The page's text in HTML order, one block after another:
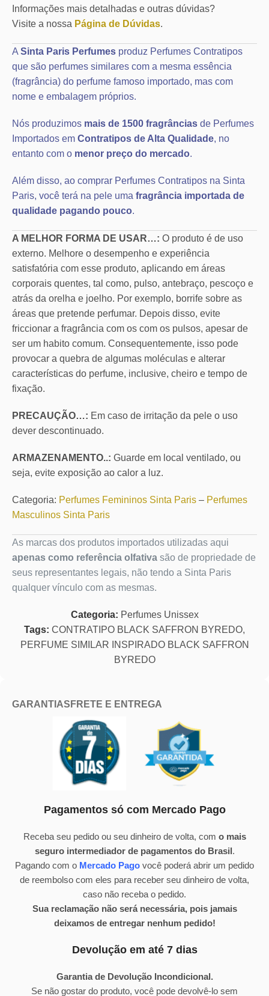
Informações mais detalhadas e outras dúvidas?
Visite a nossa Página de Dúvidas.
A Sinta Paris Perfumes produz Perfumes Contratipos
que são perfumes similares com a mesma essência
(fragrância) do perfume famoso importado, mas com
nome e embalagem próprios.
Nós produzimos mais de 1500 fragrâncias de Perfumes
Importados em Contratipos de Alta Qualidade, no
entanto com o menor preço do mercado.
Além disso, ao comprar Perfumes Contratipos na Sinta
Paris, você terá na pele uma fragrância importada de
qualidade pagando pouco.
A MELHOR FORMA DE USAR…: O produto é de uso
externo. Melhore o desempenho e experiência
satisfatória com esse produto, aplicando em áreas
corporais quentes, tal como, pulso, antebraço, pescoço e
atrás da orelha e joelho. Por exemplo, borrife sobre as
áreas que pretende perfumar. Depois disso, evite
friccionar a fragrância com os com os pulsos, apesar de
ser um habito comum. Consequentemente, isso pode
provocar a quebra de algumas moléculas e alterar
características do perfume, inclusive, cheiro e tempo de
fixação.
PRECAUÇÃO…: Em caso de irritação da pele o uso
dever descontinuado.
ARMAZENAMENTO..: Guarde em local ventilado, ou
seja, evite exposição ao calor a luz.
Categoria: Perfumes Femininos Sinta Paris – Perfumes
Masculinos Sinta Paris
As marcas dos produtos importados utilizadas aqui
apenas como referência olfativa são de propriedade de
seus representantes legais, não tendo a Sinta Paris
qualquer vínculo com as mesmas.
Categoria: Perfumes Unissex
Tags: CONTRATIPO BLACK SAFFRON BYREDO,
PERFUME SIMILAR INSPIRADO BLACK SAFFRON
BYREDO
GARANTIAS FRETE E ENTREGA
Pagamentos só com Mercado Pago
Receba seu pedido ou seu dinheiro de volta, com o mais
seguro intermediador de pagamentos do Brasil.
Pagando com o Mercado Pago você poderá abrir um pedido
de reembolso com eles para receber seu dinheiro de volta,
caso não receba o pedido.
Sua reclamação não será necessária, pois jamais
deixamos de entregar nenhum pedido!
Devolução em até 7 dias
Garantia de Devolução Incondicional.
Se não gostar do produto, você pode devolvê-lo sem